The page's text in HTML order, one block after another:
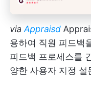
via Appraisd
용하여 직원 피드백
피드백 프로세스를
양한 사용자 지정